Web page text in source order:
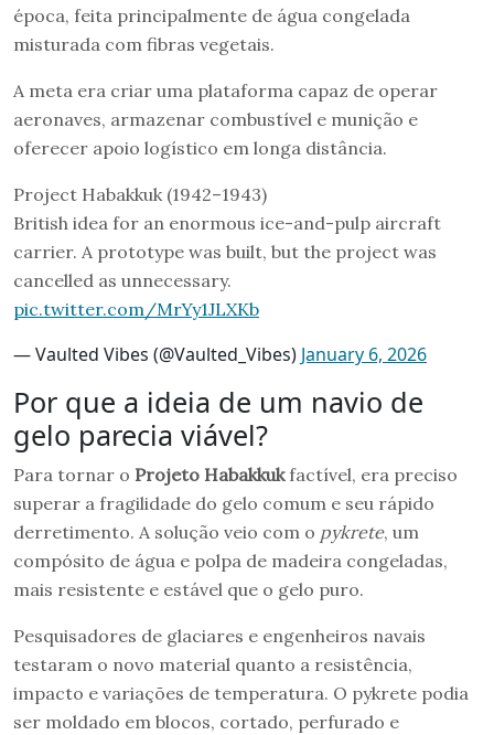
época, feita principalmente de água congelada
misturada com fibras vegetais.
A meta era criar uma plataforma capaz de operar
aeronaves, armazenar combustível e munição e
oferecer apoio logístico em longa distância.
Project Habakkuk (1942–1943)
British idea for an enormous ice-and-pulp aircraft
carrier. A prototype was built, but the project was
cancelled as unnecessary.
pic.twitter.com/MrYy1JLXKb
— Vaulted Vibes (@Vaulted_Vibes) January 6, 2026
Por que a ideia de um navio de
gelo parecia viável?
Para tornar o Projeto Habakkukfactível, era preciso
superar a fragilidade do gelo comum e seu rápido
derretimento. A solução veio com o pykrete, um
compósito de água e polpa de madeira congeladas,
mais resistente e estável que o gelo puro.
Pesquisadores de glaciares e engenheiros navais
testaram o novo material quanto a resistência,
impacto e variações de temperatura. O pykrete podia
ser moldado em blocos, cortado, perfurado e